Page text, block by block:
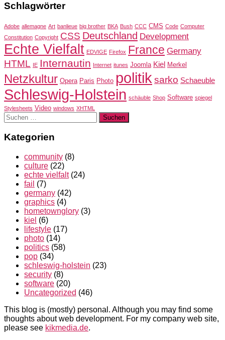
Schlagwörter
Adobe allemagne Art banlieue big brother BKA Bush CCC CMS Code Computer
Constitution Copyright CSS Deutschland Development
Echte Vielfalt EDVIGE Firefox France Germany
HTML IE Internautin Internet itunes Joomla Kiel Merkel
Netzkultur Opera Paris Photo politik sarko Schaeuble
Schleswig-Holstein schäuble Shop Software spiegel
Stylesheets Video windows XHTML
Suchen
nach:
Kategorien
community (8)
culture (22)
echte vielfalt(24)
fail (7)
germany (42)
graphics (4)
hometownglory (3)
kiel (6)
lifestyle (17)
photo (14)
politics (58)
pop (34)
schleswig-holstein (23)
security (8)
software (20)
Uncategorized (46)
This blog is (mostly) personal. Although you may find some
thoughts about web development. For my company web site,
please see kikmedia.de.